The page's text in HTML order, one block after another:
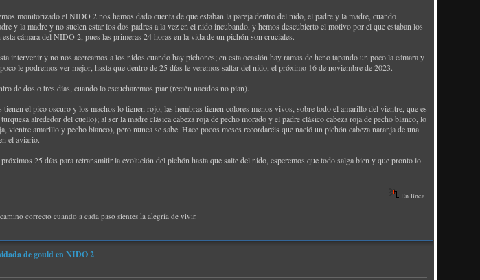
monitorizado el NIDO 2 nos hemos dado cuenta de que estaban la pareja dentro del nido, el padre y la madre, cuando
y la madre y no suelen estar los dos padres a la vez en el nido incubando, y hemos descubierto el motivo por el que estaban los
cámara del NIDO 2, pues las primeras 24 horas en la vida de un pichón son cruciales.
intervenir y no nos acercamos a los nidos cuando hay pichones; en esta ocasión hay ramas de heno tapando un poco la cámara y
le podremos ver mejor, hasta que dentro de 25 días le veremos saltar del nido, el próximo 16 de noviembre de 2023.
de dos o tres días, cuando lo escucharemos piar (recién nacidos no pían).
el pico oscuro y los machos lo tienen rojo, las hembras tienen colores menos vivos, sobre todo el amarillo del vientre, que es
alrededor del cuello); al ser la madre clásica cabeza roja de pecho morado y el padre clásico cabeza roja de pecho blanco, lo
vientre amarillo y pecho blanco), pero nunca se sabe. Hace pocos meses recordaréis que nació un pichón cabeza naranja de una
el aviario.
25 días para retransmitir la evolución del pichón hasta que salte del nido, esperemos que todo salga bien y que pronto lo
En línea
correcto cuando a cada paso sientes la alegría de vivir.
de gould en NIDO 2